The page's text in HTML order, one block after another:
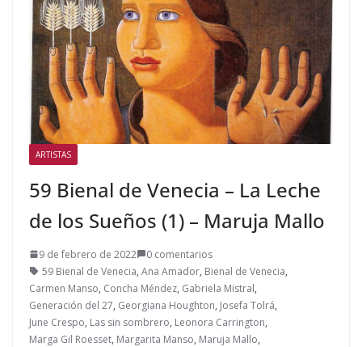
ARTISTAS
59 Bienal de Venecia – La Leche
de los Sueños (1) – Maruja Mallo
9 de febrero de 2022
0 comentarios
59 Bienal de Venecia, Ana Amador, Bienal de Venecia,
Carmen Manso, Concha Méndez, Gabriela Mistral,
Generación del 27, Georgiana Houghton, Josefa Tolrá,
June Crespo, Las sin sombrero, Leonora Carrington,
Marga Gil Roesset, Margarita Manso, Maruja Mallo,